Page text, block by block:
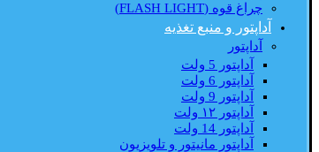
چراغ قوه (FLASH LIGHT)
آداپتور و منبع تغذیه
آداپتور
آداپتور 5 ولت
آداپتور 6 ولت
آداپتور 9 ولت
آداپتور ۱۲ ولت
آداپتور 14 ولت
آداپتور مانیتور و تلویزیون